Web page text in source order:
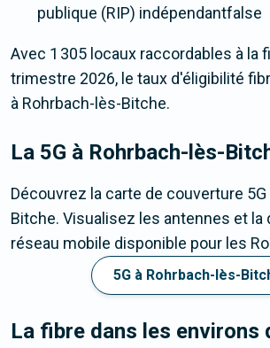
publique (RIP) indépendantfalse
Avec 1 305 locaux raccordables à la
trimestre 2026, le taux d'éligibilité
à Rohrbach-lès-Bitche.
La 5G à Rohrbach-lès-
Découvrez la carte de couverture
Bitche. Visualisez les antennes et la
réseau mobile disponible pour les
5G à Rohrbach-lès-
La fibre dans les environs